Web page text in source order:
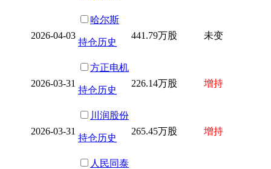
2026-04-03
哈尔斯
持仓历史
441.79万股 未变
2026-03-31
方正电机
持仓历史
226.14万股 增持
2026-03-31
川润股份
持仓历史
265.45万股 增持
人民同泰